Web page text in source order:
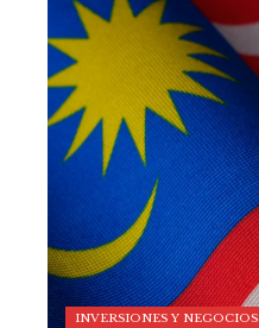
INVERSIONES Y NEGOCIOS